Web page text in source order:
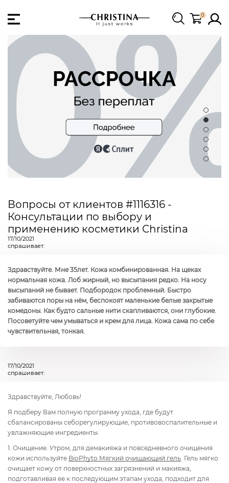
0
Вопросы от клиентов #1116316 -
Консультации по выбору и
применению косметики Christina
17/10/2021
спрашивает:
Здравствуйте. Мне 35лет. Кожа комбинированная. На щеках
нормальная кожа. Лоб жирный, но высыпания редко. На носу
высыпаний не бывает. Подбородок проблемный. Быстро
забиваются поры на нём, беспокоят маленькие белые закрытые
комедоны. Как будто сальные нити скапливаются, они глубокие.
Посоветуйте чем умываться и крем для лица. Кожа сама по себе
чувствительная, тонкая.
17/10/2021
спрашивает:
Здравствуйте, Любовь!
Я подберу Вам полную программу ухода, где будут
сбалансированы себорегулирующие, противовоспалительные и
увлажняющие ингредиенты.
1. Очищение. Утром, для демакияжа и повседневного очищения
кожи используйте BioPhyto Мягкий очищающий гель . Гель мягко
очищает кожу от поверхностных загрязнений и макияжа,
подготавливая ее к последующим этапам ухода, подходит для